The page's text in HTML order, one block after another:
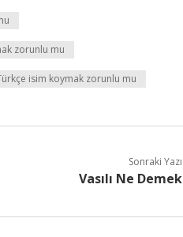
zorunlu mu
isim koymak zorunlu mu
Sonraki Yazı
Vasılı Ne Demek